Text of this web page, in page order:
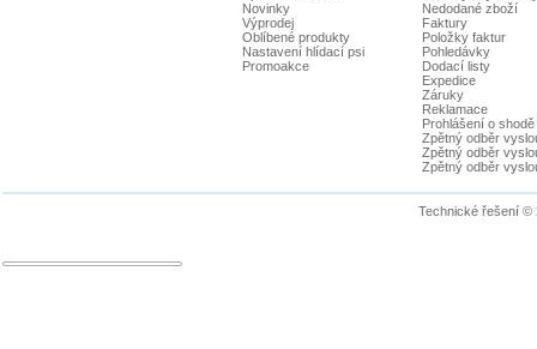
Novinky
Výprodej
Oblíbené produkty
Nastavení hlídací psi
Promoakce
Nedodané zboží
Faktury
Položky faktur
Pohledávky
Dodací listy
Expedice
Záruky
Reklamace
Prohlášení o shodě
Zpětný odběr
Zpětný odběr
Zpětný odběr
Technické řešení ©